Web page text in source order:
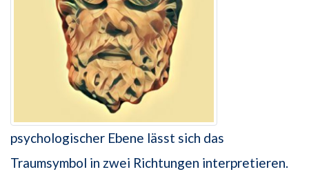
psychologischer Ebene lässt sich das
Traumsymbol in zwei Richtungen interpretieren.